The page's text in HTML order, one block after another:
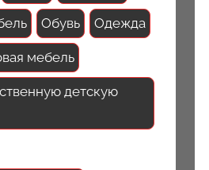
Обувь Одежда
мебель
детскую